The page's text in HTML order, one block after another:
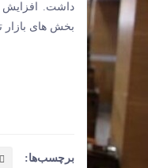
داشت. افزایش
بخش های بازار
برچسب‌ها: